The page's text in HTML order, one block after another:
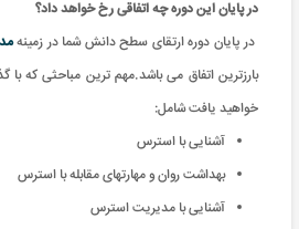
در پایان این دوره چه اتفاقی رخ خواهد داد؟
در پایان دوره ارتقای سطح دانش شما در زمینه
بارزترین اتفاق می باشد.مهم ترین مباحثی که با
خواهید یافت شامل:
آشنایی با استرس
بهداشت روان و مهارتهای مقابله با استرس
آشنایی با مدیریت استرس